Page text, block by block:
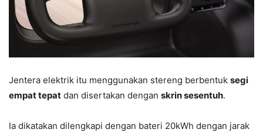
Jentera elektrik itu menggunakan stereng berbentuk segi
empat tepat dan disertakan dengan skrin sesentuh.
Ia dikatakan dilengkapi dengan bateri 20kWh dengan jarak